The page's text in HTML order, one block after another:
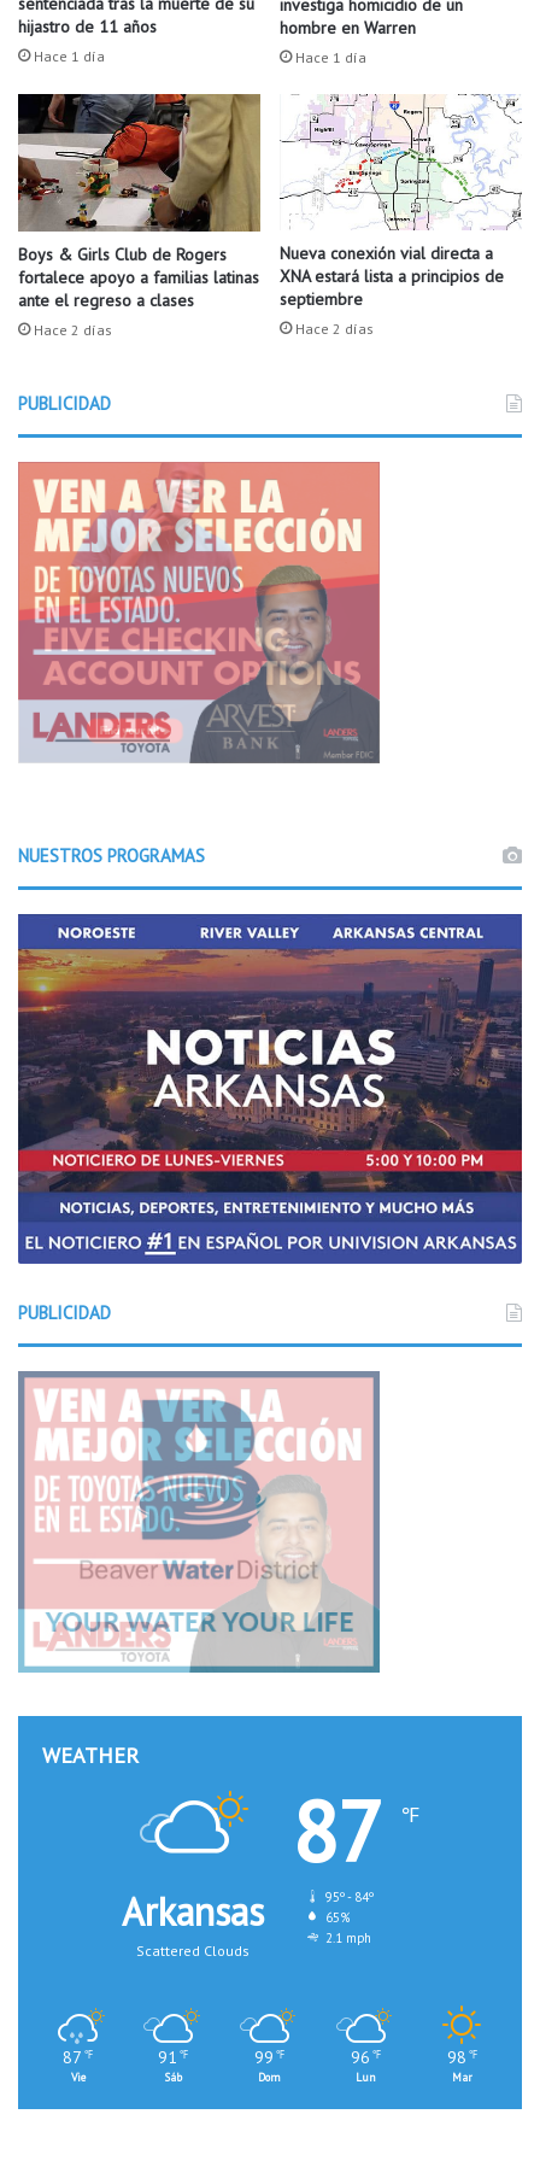
s
h
j
o
s
M
a
a
s
U
n
i
a
s
hijastro de 11 años
Hace 1 día
investiga homicidio de un
hombre en Warren
Hace 1 día
Boys & Girls Club de Rogers
fortalece apoyo a familias latinas
ante el regreso a clases
Hace 2 días
Nueva conexión vial directa a
XNA estará lista a principios de
septiembre
Hace 2 días
PUBLICIDAD
NUESTROS PROGRAMAS
PUBLICIDAD
WEATHER
Arkansas
Scattered Clouds
87 ℉
95º - 84º
65%
2.1 mph
87 ℉
Vie
91 ℉
Sáb
99 ℉
Dom
96 ℉
Lun
98 ℉
Mar